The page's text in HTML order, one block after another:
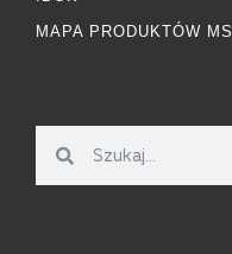
MAPA PRODUKTÓW MS